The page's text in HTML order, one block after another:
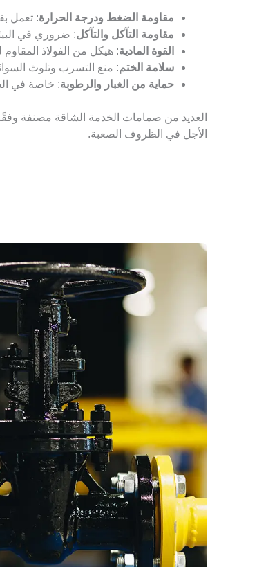
مقاومة الضغط ودرجة الحرارة: تعمل
مقاومة التآكل والتآكل: ضروري في
القوة المادية: هيكل من الفولاذ المقاوم
سلامة الختم: منع التسرب وتلوث
حماية من الغبار والرطوبة: خاصة في
الأجل في الظروف الصعبة.